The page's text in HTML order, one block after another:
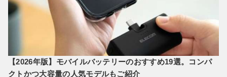
【2026年版】モバイルバッテリーのおすすめ19選。コンパ
クトかつ大容量の人気モデルもご紹介